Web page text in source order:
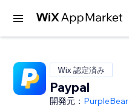
Wix 認定済み
Paypal
開発元： PurpleBear